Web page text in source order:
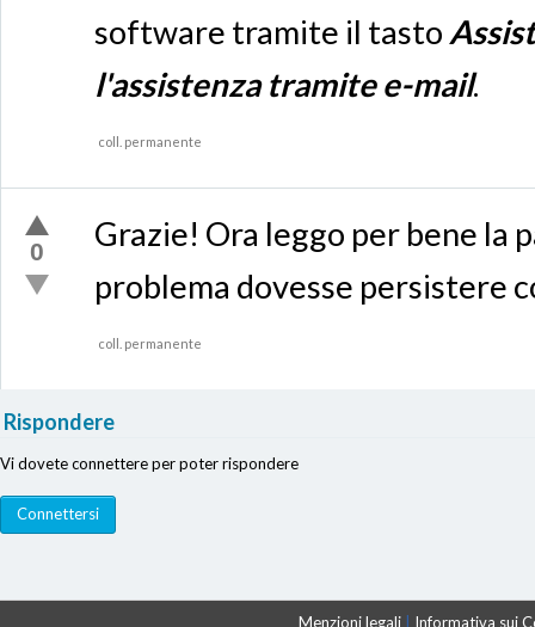
software tramite il tasto
l'assistenza tramite e-mail.
coll. permanente
0
Grazie! Ora leggo per bene la
problema dovesse persistere
coll. permanente
Rispondere
Vi dovete connettere per poter rispondere
Menzioni legali Informativa sui